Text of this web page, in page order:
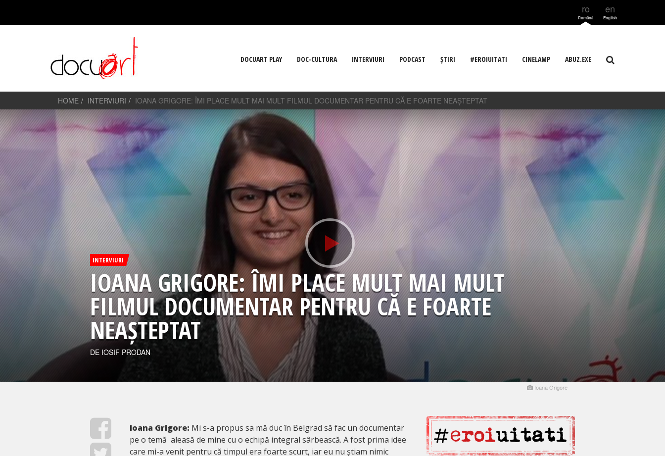
ro
Română
en
English
DOCUART PLAY DOC-CULTURA INTERVIURI PODCAST ŞTIRI #EROIUITATI CINELAMP ABUZ.EXE
HOME INTERVIURI IOANA GRIGORE: ÎMI PLACE MULT MAI MULT FILMUL DOCUMENTAR PENTRU CĂ E FOARTE NEAȘTEPTAT
INTERVIURI
IOANA GRIGORE: ÎMI PLACE MULT MAI MULT
FILMUL DOCUMENTAR PENTRU CĂ E FOARTE
NEAȘTEPTAT
DE IOSIF PRODAN
Ioana Grigore
Ioana Grigore: Mi s-a propus sa mă duc în Belgrad să fac un documentar
pe o temă aleasă de mine cu o echipă integral sârbească. A fost prima idee
care mi-a venit pentru că timpul era foarte scurt, iar eu nu știam nimic